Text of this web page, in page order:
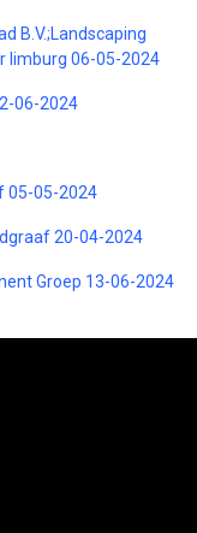
B.V.;Landscaping
limburg 06-05-2024
06-2024
05-05-2024
20-04-2024
Groep 13-06-2024